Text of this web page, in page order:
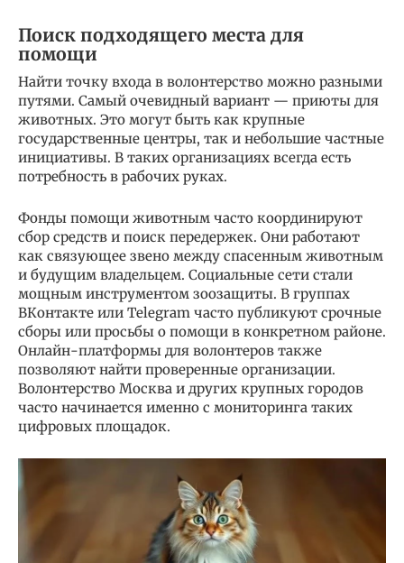
Поиск подходящего места для
помощи
Найти точку входа в волонтерство можно разными
путями. Самый очевидный вариант — приюты для
животных. Это могут быть как крупные
государственные центры, так и небольшие частные
инициативы. В таких организациях всегда есть
потребность в рабочих руках.
Фонды помощи животным часто координируют
сбор средств и поиск передержек. Они работают
как связующее звено между спасенным животным
и будущим владельцем. Социальные сети стали
мощным инструментом зоозащиты. В группах
ВКонтакте или Telegram часто публикуют срочные
сборы или просьбы о помощи в конкретном районе.
Онлайн-платформы для волонтеров также
позволяют найти проверенные организации.
Волонтерство Москва и других крупных городов
часто начинается именно с мониторинга таких
цифровых площадок.